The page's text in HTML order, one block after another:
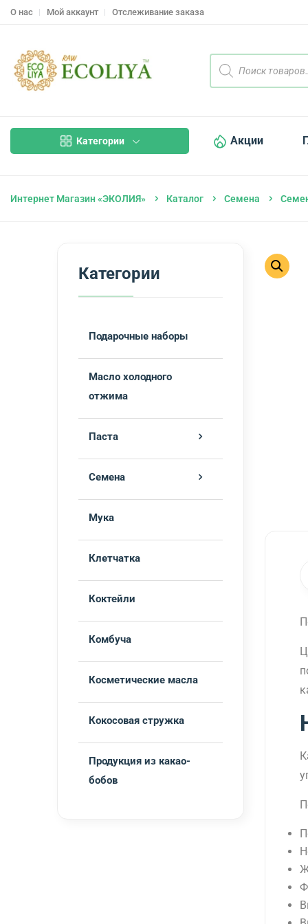
О нас Мой аккаунт Отслеживание заказа
Категории Акции
Интернет Магазин «ЭКОЛИЯ» Каталог Семена
Категории
Подарочные наборы
Масло холодного
отжима
Паста
Семена
Мука
Клетчатка
Коктейли
Комбуча
Косметические масла
Кокосовая стружка
Продукция из какао-
бобов